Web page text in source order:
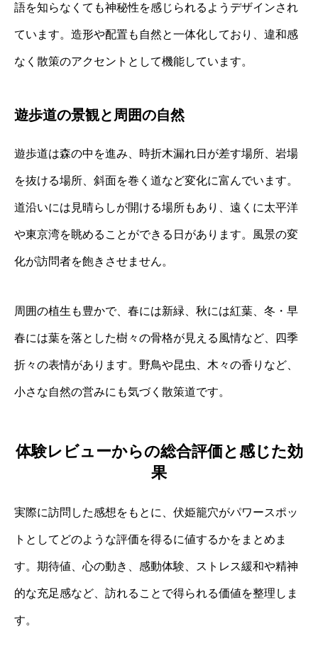
語を知らなくても神秘性を感じられるようデザインされ
ています。造形や配置も自然と一体化しており、違和感
なく散策のアクセントとして機能しています。
遊歩道の景観と周囲の自然
遊歩道は森の中を進み、時折木漏れ日が差す場所、岩場
を抜ける場所、斜面を巻く道など変化に富んでいます。
道沿いには見晴らしが開ける場所もあり、遠くに太平洋
や東京湾を眺めることができる日があります。風景の変
化が訪問者を飽きさせません。
周囲の植生も豊かで、春には新緑、秋には紅葉、冬・早
春には葉を落とした樹々の骨格が見える風情など、四季
折々の表情があります。野鳥や昆虫、木々の香りなど、
小さな自然の営みにも気づく散策道です。
体験レビューからの総合評価と感じた効
果
実際に訪問した感想をもとに、伏姫籠穴がパワースポッ
トとしてどのような評価を得るに値するかをまとめま
す。期待値、心の動き、感動体験、ストレス緩和や精神
的な充足感など、訪れることで得られる価値を整理しま
す。